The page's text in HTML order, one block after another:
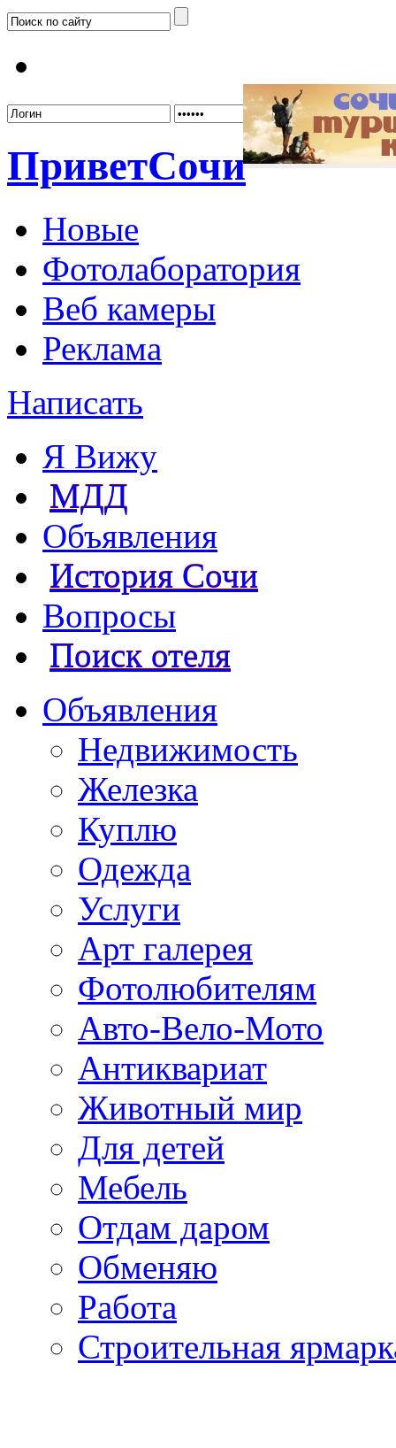
ПриветСочи
Новые
Фотолаборатория
Веб камеры
Реклама
Написать
Я Вижу
МДД
Объявления
История Сочи
Вопросы
Поиск отеля
Объявления
Недвижимость
Железка
Куплю
Одежда
Услуги
Арт галерея
Фотолюбителям
Авто-Вело-Мото
Антиквариат
Животный мир
Для детей
Мебель
Отдам даром
Обменяю
Работа
Строительная